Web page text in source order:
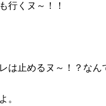
行くヌ～！！
は止めるヌ～！？なん
。